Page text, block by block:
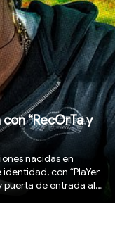
“RecOrTa y
nacidas en
con “PlaYer
puerta de entrada al